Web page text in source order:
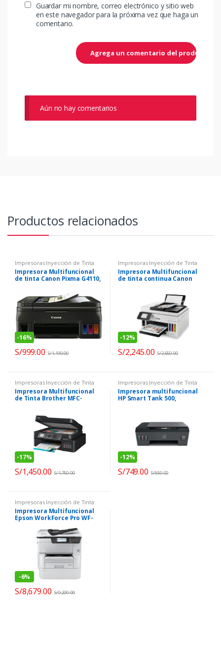
Guardar mi nombre, correo electrónico y sitio web
en este navegador para la próxima vez que haga un
comentario.
Aún no hay comentarios
Productos relacionados
Impresoras Inyección de Tinta
Impresora Multifuncional
de tinta Canon Pixma G4110,
-16%
S/999.00 S/1,190.00
Impresoras Inyección de Tinta
Impresora Multifuncional
de tinta continua Canon
imprime/escanea/copia,
-12%
S/2,245.00 S/2,550.00
Impresoras Inyección de Tinta
Impresora Multifuncional
de Tinta Brother MFC-
-17%
S/1,450.00 S/1,750.00
Impresoras Inyección de Tinta
Impresora multifuncional
HP Smart Tank 500,
-12%
S/749.00 S/850.00
Impresoras Inyección de Tinta
Impresora Multifuncional
Epson WorkForce Pro WF-
-6%
S/8,679.00 S/9,200.00